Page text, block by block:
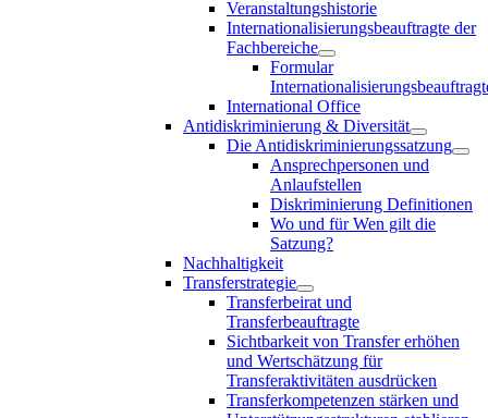
Veranstaltungshistorie
Internationalisierungsbeauftragte der
Fachbereiche
Formular
International Office
Antidiskriminierung & Diversität
Die Antidiskriminierungssatzung
Ansprechpersonen und
Anlaufstellen
Diskriminierung Definitionen
Wo und für Wen gilt die
Satzung?
Nachhaltigkeit
Transferstrategie
Transferbeirat und
Transferbeauftragte
Sichtbarkeit von Transfer erhöhen
und Wertschätzung für
Transferaktivitäten ausdrücken
Transferkompetenzen stärken und